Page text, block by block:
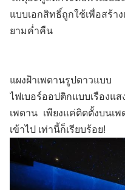
แบบเอกสิทธิ์ถูกใช้เพื่อสร้า
ยามค่ำคืน
แผงฝ้าเพดานรูปดาวแบ
ไฟเบอร์ออปติกแบบเรืองแ
เพดาน เพียงแค่ติดตั้งบนเ
เข้าไป เท่านี้ก็เรียบร้อย!